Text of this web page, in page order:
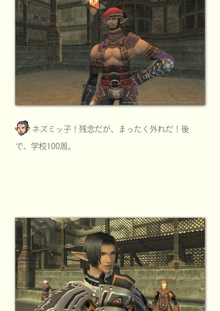
ネズミッ子！残念だが、まったく外れだ！後
で、学校100周。